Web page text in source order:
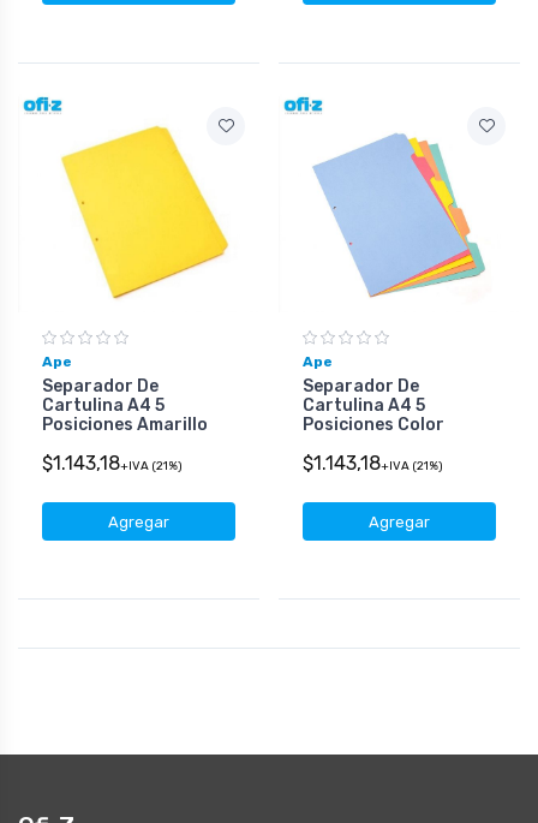
Ape
Separador De
Cartulina A4 5
Posiciones Amarillo
$1.143,18+IVA (21%)
Agregar
Ape
Separador De
Cartulina A4 5
Posiciones Color
$1.143,18+IVA (21%)
Agregar